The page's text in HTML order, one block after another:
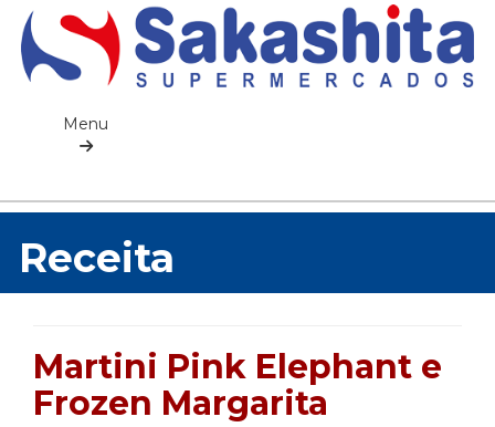
Menu
Receita
Martini Pink Elephant e
Frozen Margarita